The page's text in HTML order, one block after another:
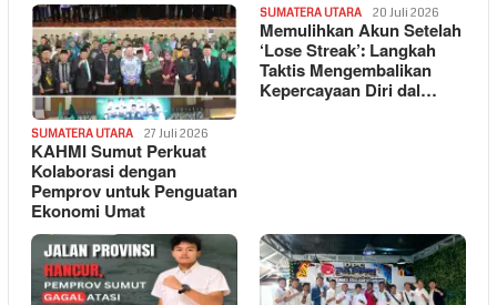
SUMATERA UTARA 27 Juli 2026
KAHMI Sumut Perkuat
Kolaborasi dengan
Pemprov untuk Penguatan
Ekonomi Umat
SUMATERA UTARA 20 Juli 2026
Memulihkan Akun Setelah
‘Lose Streak’: Langkah
Taktis Mengembalikan
Kepercayaan Diri dal…